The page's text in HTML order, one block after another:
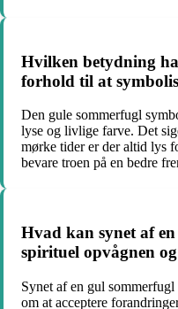
Hvilken betydning
forhold til at
Den gule sommerfugl
lyse og livlige farve. Det
mørke tider er der altid lys
bevare troen på en bedre
Hvad kan synet af
spirituel opvågnen
Synet af en gul
om at acceptere